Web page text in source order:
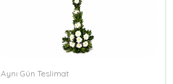
Aynı Gün Teslimat